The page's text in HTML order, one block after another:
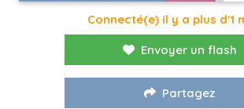
Connecté(e) il y a plus d'1
Envoyer un flash
Partagez